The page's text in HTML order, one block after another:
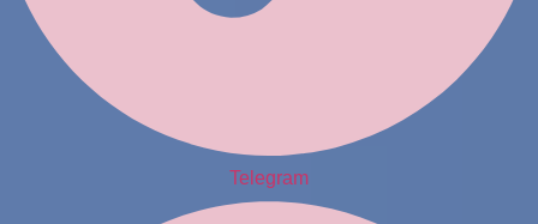
Telegram